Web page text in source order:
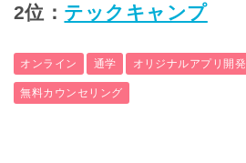
2位： テックキャンプ
オンライン 通学 オリジナルアプリ開発
無料カウンセリング